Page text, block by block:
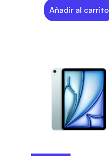
Añadir al carrito